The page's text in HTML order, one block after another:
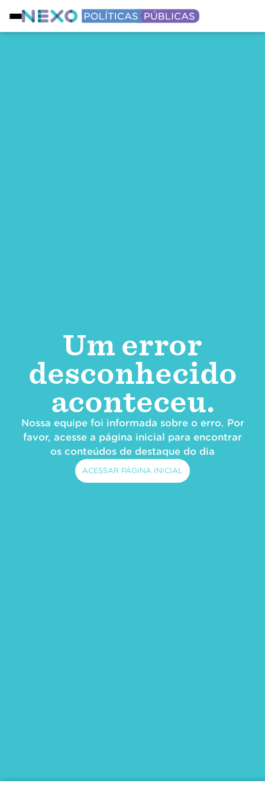
Um error
desconhecido
aconteceu.
Nossa equipe foi informada sobre o erro. Por
favor, acesse a página inicial para encontrar
os conteúdos de destaque do dia
ACESSAR PÁGINA INICIAL